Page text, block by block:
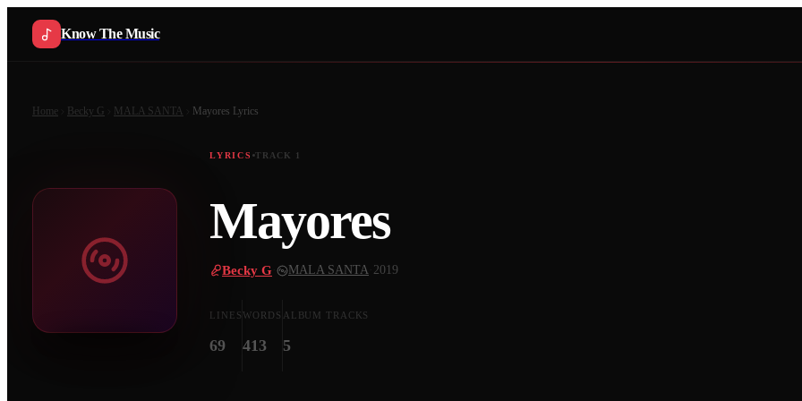
Know The Music
Home Becky G MALA SANTA Mayores Lyrics
LYRICS TRACK 1
Mayores
Becky G MALA SANTA 2019
LINES
69
WORDS
413
ALBUM TRACKS
5